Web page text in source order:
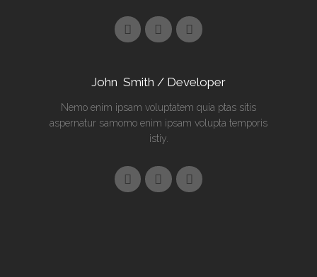
John Smith / Developer
Nemo enim ipsam voluptatem quia ptas sitis
aspernatur samomo enim ipsam volupta temporis
istiy.